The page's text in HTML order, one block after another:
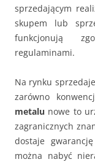
sprzedającym
skupem lub
funkcjonują
regulaminami.
Na rynku
zarówno
metalu nowe to
zagranicznych
dostaje
można nabyć